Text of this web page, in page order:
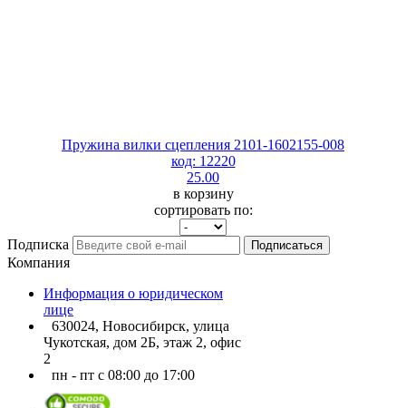
Пружина вилки сцепления 2101-1602155-008
код: 12220
25.00
в корзину
сортировать по:
Подписка Подписаться
Компания
Информация о юридическом
лице
630024, Новосибирск, улица
Чукотская, дом 2Б, этаж 2, офис
2
пн - пт с 08:00 до 17:00